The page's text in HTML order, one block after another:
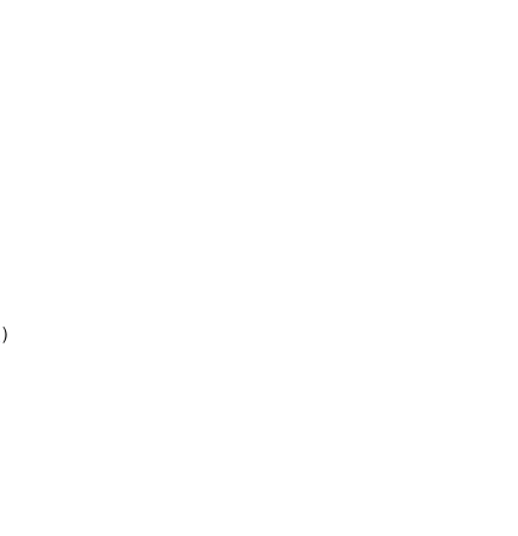
）